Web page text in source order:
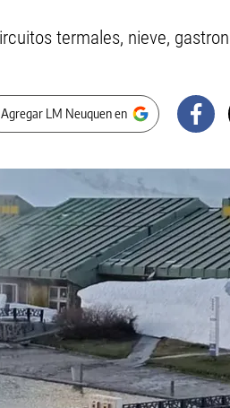
termales, nieve,
LM Neuquen en